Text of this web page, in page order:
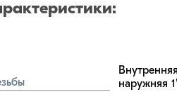
наружняя